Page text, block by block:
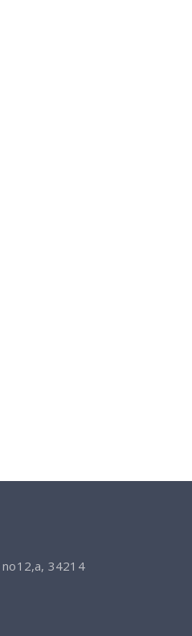
no12,a, 34214